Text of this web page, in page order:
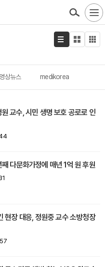
상뉴스 medikorea
교수, 시민 생명 보호 공로로 인
다문화가정에 매년 1억 원 후원
현장 대응, 정원중 교수 소방청장